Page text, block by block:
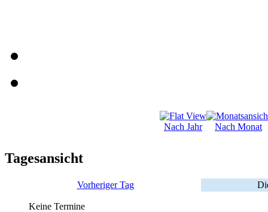
Nach Jahr Nach Monat
Tagesansicht
Vorheriger Tag
Keine Termine